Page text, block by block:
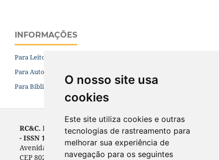
O nosso site usa
cookies
Este site utiliza cookies e outras
tecnologias de rastreamento para
melhorar sua experiência de
navegação para os seguintes
INFORMAÇÕES
Para Leitores
Para Autores
Para Bibliotecários
RC&C. Revista de Contabilidade e Controladoria
- ISSN 1984-6266
Avenida Prefeito Lothário Meissner, 632 - Campus III
CEP 80210-070, Curitiba, PR, Brasil